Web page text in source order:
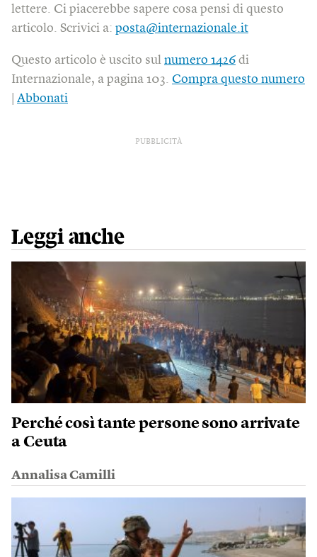
lettere. Ci piacerebbe sapere cosa pensi di questo
articolo. Scrivici a: posta@internazionale.it
Questo articolo è uscito sul numero 1426 di
Internazionale, a pagina 103. Compra questo numero
Abbonati
PUBBLICITÀ
Leggi anche
Perché così tante persone sono arrivate
a Ceuta
Annalisa Camilli